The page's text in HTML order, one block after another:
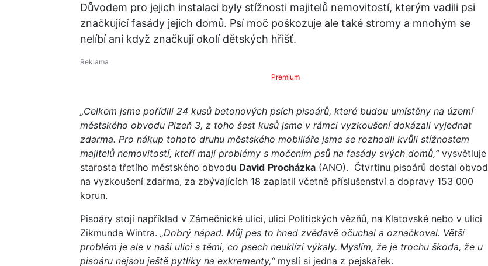
Důvodem pro jejich instalaci byly stížnosti majitelů nemovitostí, kterým vadili psi
značkující fasády jejich domů. Psí moč poškozuje ale také stromy a mnohým se
nelíbí ani když značkují okolí dětských hřišť.
Premium
„Celkem jsme pořídili 24 kusů betonových psích pisoárů, které budou umístěny na území
městského obvodu Plzeň 3, z toho šest kusů jsme v rámci vyzkoušení dokázali vyjednat
zdarma. Pro nákup tohoto druhu městského mobiliáře jsme se rozhodli kvůli stížnostem
majitelů nemovitostí, kteří mají problémy s močením psů na fasády svých domů,“vysvětluje
starosta třetího městského obvodu David Procházka (ANO). Čtvrtinu pisoárů dostal obvod
na vyzkoušení zdarma, za zbývajících 18 zaplatil včetně příslušenství a dopravy 153 000
korun.
Pisoáry stojí například v Zámečnické ulici, ulici Politických vězňů, na Klatovské nebo v ulici
Zikmunda Wintra. „Dobrý nápad. Můj pes to hned zvědavě očuchal a označkoval. Větší
problém je ale v naší ulici s těmi, co psech neuklízí výkaly. Myslím, že je trochu škoda, že u
pisoáru nejsou ještě pytlíky na exkrementy,“myslí si jedna z pejskařek.